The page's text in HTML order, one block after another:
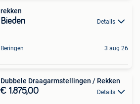
rekken
Bieden Details
Beringen 3 aug 26
Dubbele Draagarmstellingen / Rekken
€ 1.875,00 Details